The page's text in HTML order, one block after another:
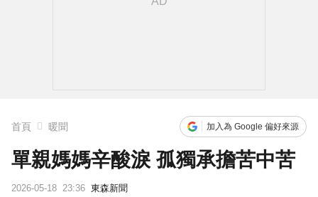
首頁 暖聞 加入為 Google 偏好來源
單親媽媽辛酸淚 孤獨承擔苦中苦
2026-05-18 23:36 東森新聞